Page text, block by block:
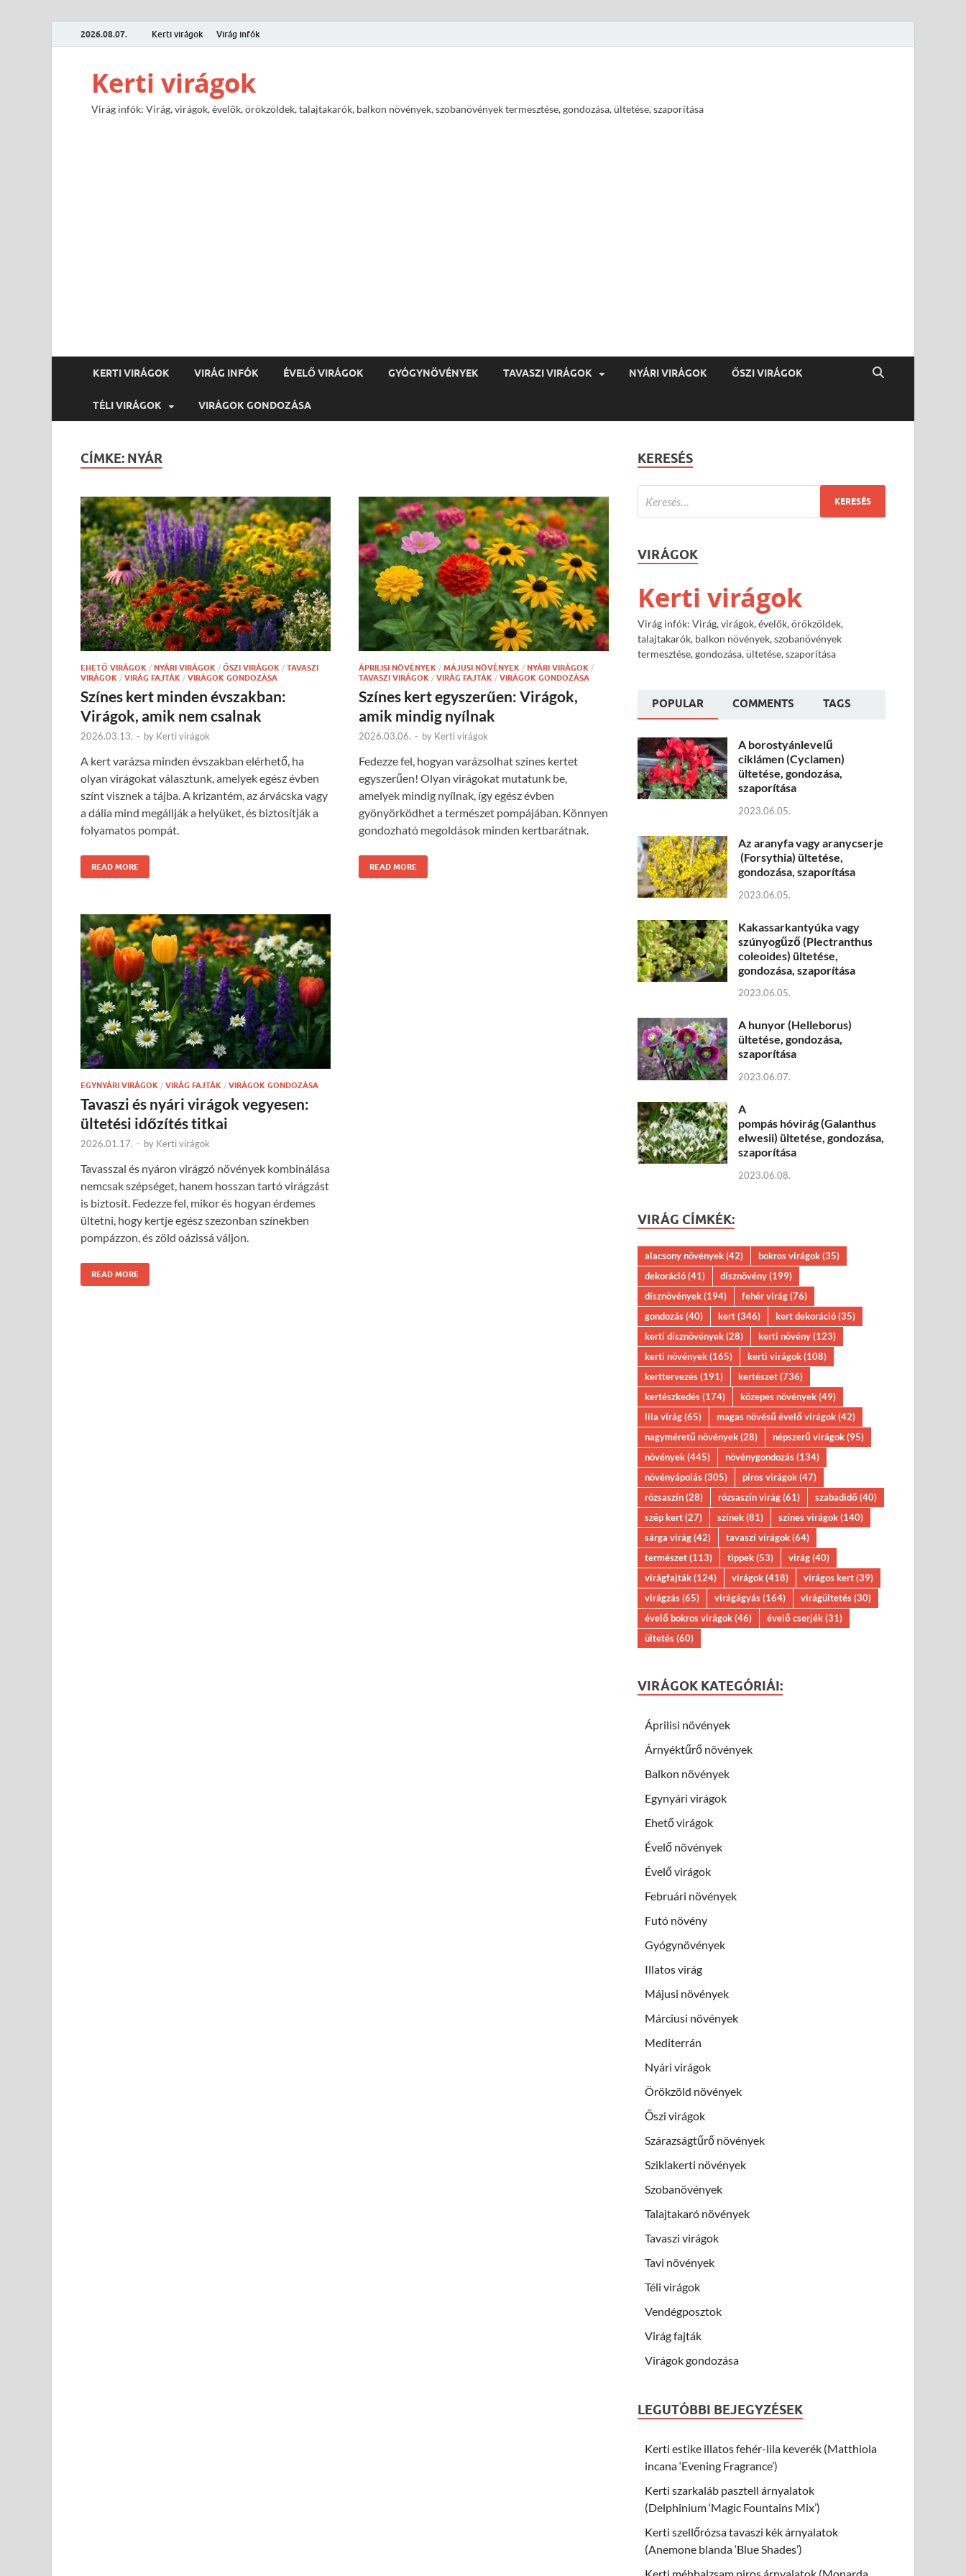
2026.08.07. Kerti virágok Virág infók
Kerti virágok
Virág infók: Virág, virágok, évelők, örökzöldek, talajtakarók, balkon növények, szobanövények termesztése, gondozása, ültetése, szaporítása
KERTI VIRÁGOK VIRÁG INFÓK ÉVELŐ VIRÁGOK GYÓGYNÖVÉNYEK TAVASZI VIRÁGOK NYÁRI VIRÁGOK ŐSZI VIRÁGOK
TÉLI VIRÁGOK VIRÁGOK GONDOZÁSA
CÍMKE: NYÁR
EHETŐ VIRÁGOK / NYÁRI VIRÁGOK / ŐSZI VIRÁGOK / TAVASZI
VIRÁGOK / VIRÁG FAJTÁK / VIRÁGOK GONDOZÁSA
Színes kert minden évszakban:
Virágok, amik nem csalnak
2026.03.13. - by Kerti virágok
A kert varázsa minden évszakban elérhető, ha
olyan virágokat választunk, amelyek egész évben
színt visznek a tájba. A krizantém, az árvácska vagy
a dália mind megállják a helyüket, és biztosítják a
folyamatos pompát.
READ MORE
ÁPRILISI NÖVÉNYEK / MÁJUSI NÖVÉNYEK / NYÁRI VIRÁGOK /
TAVASZI VIRÁGOK / VIRÁG FAJTÁK / VIRÁGOK GONDOZÁSA
Színes kert egyszerűen: Virágok,
amik mindig nyílnak
2026.03.06. - by Kerti virágok
Fedezze fel, hogyan varázsolhat színes kertet
egyszerűen! Olyan virágokat mutatunk be,
amelyek mindig nyílnak, így egész évben
gyönyörködhet a természet pompájában. Könnyen
gondozható megoldások minden kertbarátnak.
READ MORE
EGYNYÁRI VIRÁGOK / VIRÁG FAJTÁK / VIRÁGOK GONDOZÁSA
Tavaszi és nyári virágok vegyesen:
ültetési időzítés titkai
2026.01.17. - by Kerti virágok
Tavasszal és nyáron virágzó növények kombinálása
nemcsak szépséget, hanem hosszan tartó virágzást
is biztosít. Fedezze fel, mikor és hogyan érdemes
ültetni, hogy kertje egész szezonban színekben
pompázzon, és zöld oázissá váljon.
READ MORE
KERESÉS
VIRÁGOK
Kerti virágok
Virág infók: Virág, virágok, évelők, örökzöldek,
talajtakarók, balkon növények, szobanövények
termesztése, gondozása, ültetése, szaporítása
POPULAR COMMENTS TAGS
A borostyánlevelű
ciklámen (Cyclamen)
ültetése, gondozása,
szaporítása
2023.06.05.
Az aranyfa vagy aranycserje
(Forsythia) ültetése,
gondozása, szaporítása
2023.06.05.
Kakassarkantyúka vagy
szúnyogűző (Plectranthus
coleoides) ültetése,
gondozása, szaporítása
2023.06.05.
A hunyor (Helleborus)
ültetése, gondozása,
szaporítása
2023.06.07.
A
pompás hóvirág (Galanthus
elwesii) ültetése, gondozása,
szaporítása
2023.06.08.
VIRÁG CÍMKÉK:
alacsony növények(42) bokros virágok(35)
dekoráció(41) dísznövény(199)
dísznövények(194) fehér virág(76)
gondozás(40) kert(346) kert dekoráció(35)
kerti dísznövények(28) kerti növény(123)
kerti növények(165) kerti virágok(108)
kerttervezés(191) kertészet(736)
kertészkedés(174) közepes növények(49)
lila virág(65) magas növésű évelő virágok(42)
nagyméretű növények(28) népszerű virágok(95)
növények(445) növénygondozás(134)
növényápolás(305) piros virágok(47)
rózsaszín(28) rózsaszín virág(61) szabadidő(40)
szép kert(27) színek(81) színes virágok(140)
sárga virág(42) tavaszi virágok(64)
természet(113) tippek(53) virág(40)
virágfajták(124) virágok(418) virágos kert(39)
virágzás(65) virágágyás(164) virágültetés(30)
évelő bokros virágok(46) évelő cserjék(31)
ültetés(60)
VIRÁGOK KATEGÓRIÁI:
Áprilisi növények
Árnyéktűrő növények
Balkon növények
Egynyári virágok
Ehető virágok
Évelő növények
Évelő virágok
Februári növények
Futó növény
Gyógynövények
Illatos virág
Májusi növények
Márciusi növények
Mediterrán
Nyári virágok
Örökzöld növények
Őszi virágok
Szárazságtűrő növények
Sziklakerti növények
Szobanövények
Talajtakaró növények
Tavaszi virágok
Tavi növények
Téli virágok
Vendégposztok
Virág fajták
Virágok gondozása
LEGUTÓBBI BEJEGYZÉSEK
Kerti estike illatos fehér-lila keverék (Matthiola
incana ‘Evening Fragrance’)
Kerti szarkaláb pasztell árnyalatok
(Delphinium ‘Magic Fountains Mix’)
Kerti szellőrózsa tavaszi kék árnyalatok
(Anemone blanda ‘Blue Shades’)